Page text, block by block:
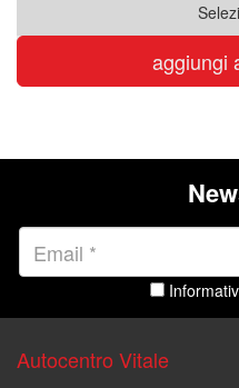
aggiungi
Autocentro Vitale